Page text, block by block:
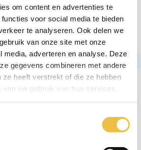
om content en advertenties te
voor social media te bieden
te analyseren. Ook delen we
van onze site met onze
media, adverteren en analyse. Deze
gegevens combineren met andere
ze heeft verstrekt of die ze hebben
uw gebruik van hun services.